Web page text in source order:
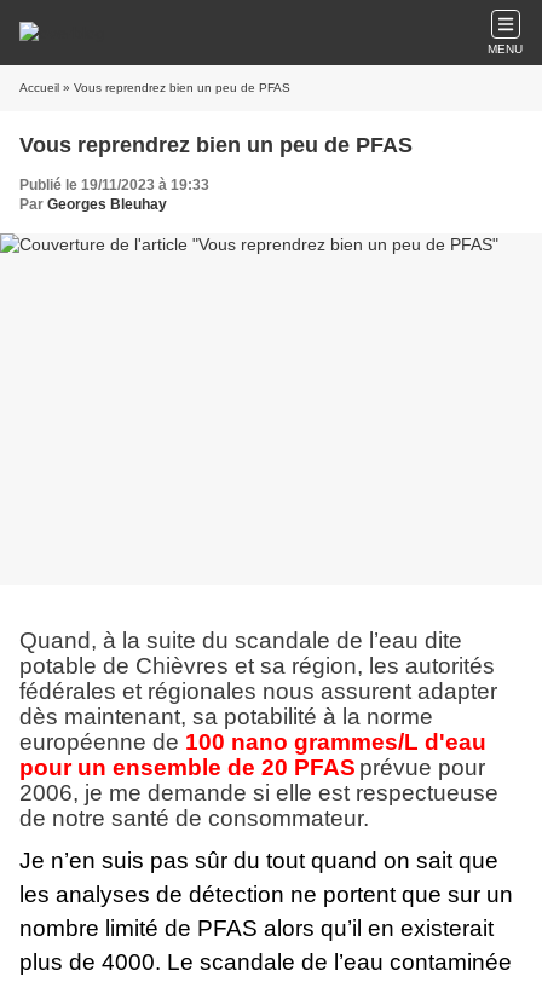
MENU
Accueil » Vous reprendrez bien un peu de PFAS
Vous reprendrez bien un peu de PFAS
Publié le 19/11/2023 à 19:33
Par Georges Bleuhay
Quand, à la suite du scandale de l’eau dite
potable de Chièvres et sa région, les autorités
fédérales et régionales nous assurent adapter
dès maintenant, sa potabilité à la norme
européenne de 100 nano grammes/L d'eau
pour un ensemble de 20 PFAS prévue pour
2006, je me demande si elle est respectueuse
de notre santé de consommateur.
Je n’en suis pas sûr du tout quand on sait que
les analyses de détection ne portent que sur un
nombre limité de PFAS alors qu’il en existerait
plus de 4000. Le scandale de l’eau contaminée